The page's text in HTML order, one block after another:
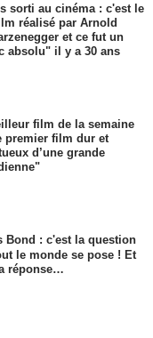
sorti au cinéma : c'est le
réalisé par Arnold
et ce fut un
absolu" il y a 30 ans
film de la semaine
premier film dur et
d’une grande
Bond : c'est la question
le monde se pose ! Et
réponse…